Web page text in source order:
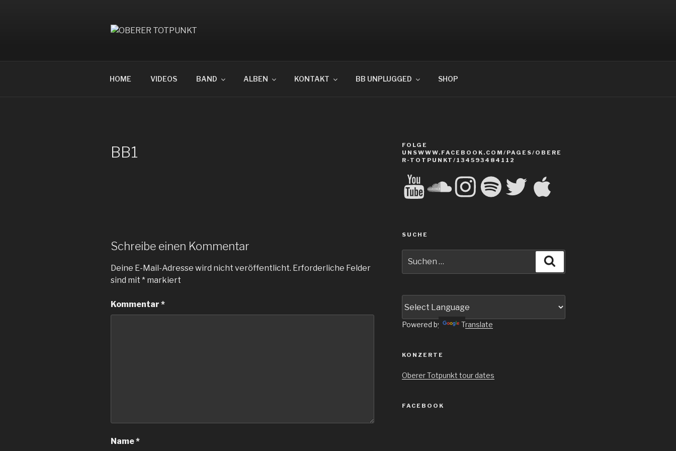
HOME VIDEOS BAND ALBEN KONTAKT BB UNPLUGGED SHOP
BB1
Schreibe einen Kommentar
Deine E-Mail-Adresse wird nicht veröffentlicht. Erforderliche Felder
sind mit * markiert
Kommentar *
Name*
FOLGE
UNSWWW.FACEBOOK.COM/PAGES/OBERE
R-TOTPUNKT/134593484112
YouTube SoundCloudInstagramSpotify Twitter Apple
SUCHE
nach:
Powered by Translate
KONZERTE
Oberer Totpunkt tour dates
FACEBOOK